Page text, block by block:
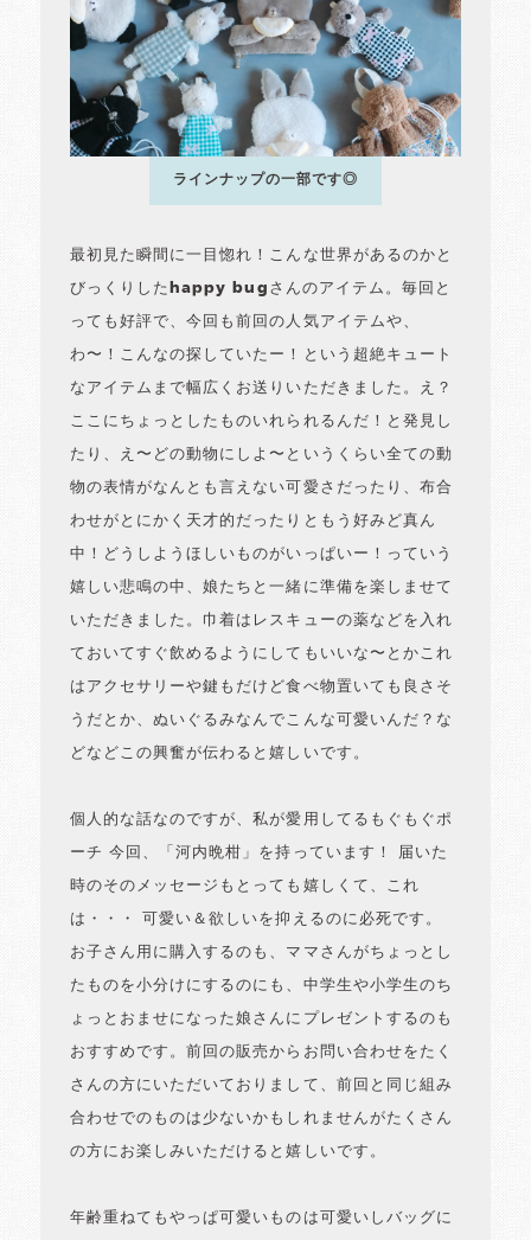
ラインナップの一部です◎
最初見た瞬間に一目惚れ！こんな世界があるのかと
びっくりしたhappy bugさんのアイテム。毎回と
っても好評で、今回も前回の人気アイテムや、
わ〜！こんなの探していたー！という超絶キュート
なアイテムまで幅広くお送りいただきました。え？
ここにちょっとしたものいれられるんだ！と発見し
たり、え〜どの動物にしよ〜というくらい全ての動
物の表情がなんとも言えない可愛さだったり、布合
わせがとにかく天才的だったりともう好みど真ん
中！どうしようほしいものがいっぱいー！っていう
嬉しい悲鳴の中、娘たちと一緒に準備を楽しませて
いただきました。巾着はレスキューの薬などを入れ
ておいてすぐ飲めるようにしてもいいな〜とかこれ
はアクセサリーや鍵もだけど食べ物置いても良さそ
うだとか、ぬいぐるみなんでこんな可愛いんだ？な
どなどこの興奮が伝わると嬉しいです。
個人的な話なのですが、私が愛用してるもぐもぐポ
ーチ 今回、「河内晩柑」を持っています！ 届いた
時のそのメッセージもとっても嬉しくて、これ
は・・・ 可愛い＆欲しいを抑えるのに必死です。
お子さん用に購入するのも、ママさんがちょっとし
たものを小分けにするのにも、中学生や小学生のち
ょっとおませになった娘さんにプレゼントするのも
おすすめです。前回の販売からお問い合わせをたく
さんの方にいただいておりまして、前回と同じ組み
合わせでのものは少ないかもしれませんがたくさん
の方にお楽しみいただけると嬉しいです。
年齢重ねてもやっぱ可愛いものは可愛いしバッグに